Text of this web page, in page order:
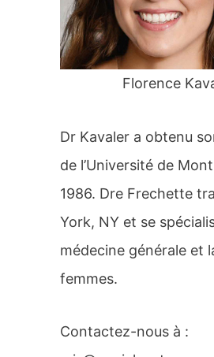
:
Florence
Dr Kavaler a obtenu
de l’Université de
1986. Dre Frechette
York, NY et se
médecine générale et
femmes.
Contactez-nous à :